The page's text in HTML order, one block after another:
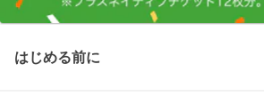
はじめる前に